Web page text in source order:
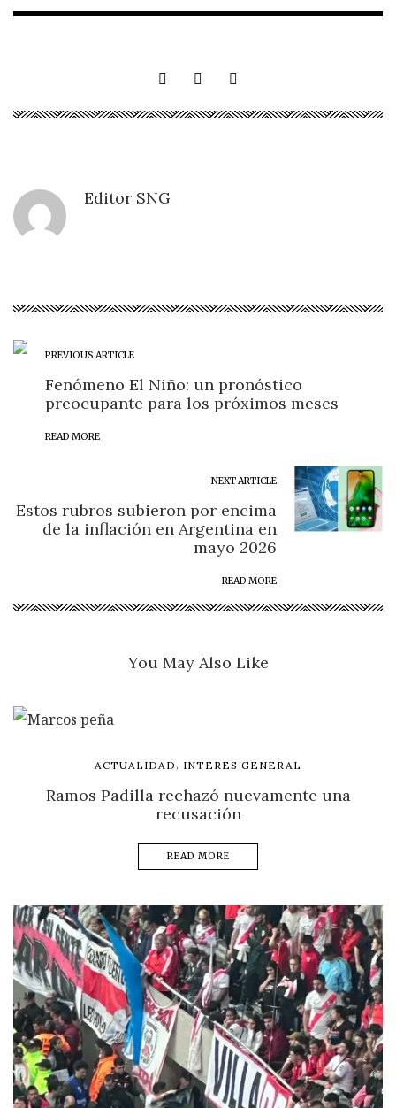
Editor SNG
PREVIOUS ARTICLE
Fenómeno El Niño: un pronóstico
preocupante para los próximos meses
READ MORE
NEXT ARTICLE
Estos rubros subieron por encima
de la inflación en Argentina en
mayo 2026
READ MORE
You May Also Like
ACTUALIDAD , INTERES GENERAL
Ramos Padilla rechazó nuevamente una
recusación
READ MORE